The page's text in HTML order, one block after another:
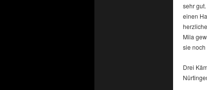
sehr
einen
Mila
sie
Drei